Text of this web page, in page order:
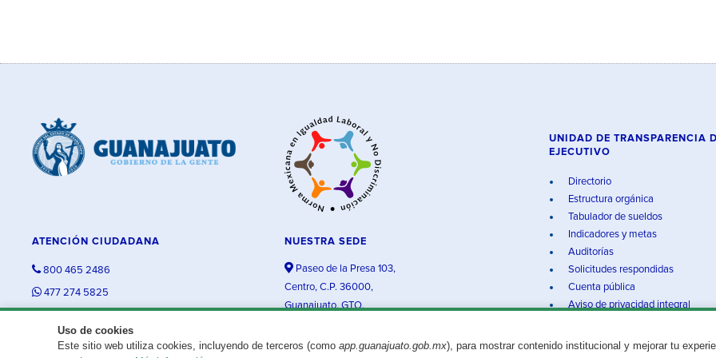
Uso de cookies
Este sitio web utiliza cookies, incluyendo de terceros (como app.guanajuato.gob.mx), para mostrar contenido institucional y mejorar tu
ATENCIÓN CIUDADANA
800 465 2486
477 274 5825
NUESTRA SEDE
Paseo de la Presa 103,
Centro, C.P. 36000,
Guanajuato, GTO.
UNIDAD DE TRANSPARENCIA
EJECUTIVO
Directorio
Estructura orgánica
Tabulador de sueldos
Indicadores y metas
Auditorías
Solicitudes respondidas
Cuenta pública
Aviso de privacidad integral
¿Existe algún problema con esta página?Repórtalo aquí. Aviso legal© 2025 Gobierno del Estado de Guanajuato